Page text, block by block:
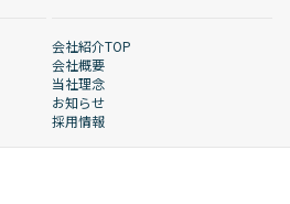
会社紹介TOP
会社概要
当社理念
お知らせ
採用情報